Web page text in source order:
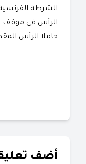
الشرطة
الرأس في موقف
حاملا الرأس
أضف